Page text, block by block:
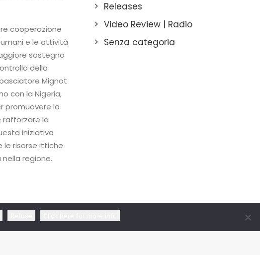
cooperazione
e le attività
sostegno
della
Mignot
con la Nigeria,
promuovere la
la
iniziativa
le risorse ittiche
regione.
Releases
Video Review | Radio
Senza categoria